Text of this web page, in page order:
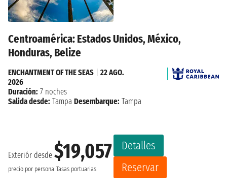
Centroamérica: Estados Unidos, México,
Honduras, Belize
Exteriór desde $19,057
precio por persona Tasas portuarias
Detalles
Reservar
ENCHANTMENT OF THE SEAS
22 AGO.
2026
Duración: 7 noches
Salida desde: Tampa Desembarque: Tampa